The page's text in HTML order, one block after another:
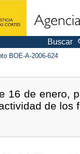
Buscar
BOE-A-2006-624
16 de enero,
de los